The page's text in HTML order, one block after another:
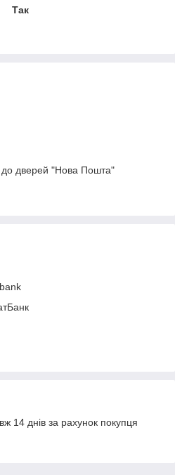
Так
дверей "Нова Пошта"
14 днів за рахунок покупця